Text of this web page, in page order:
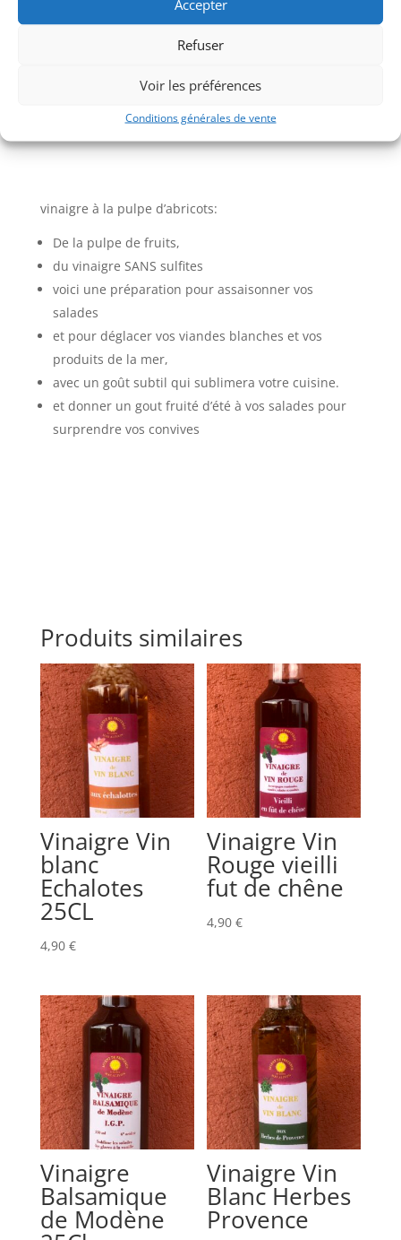
Accepter
Refuser
Voir les préférences
Conditions générales de vente
vinaigre à la pulpe d’abricots:
De la pulpe de fruits,
du vinaigre SANS sulfites
voici une préparation pour assaisonner vos
salades
et pour déglacer vos viandes blanches et vos
produits de la mer,
avec un goût subtil qui sublimera votre cuisine.
et donner un gout fruité d’été à vos salades pour
surprendre vos convives
Produits similaires
Vinaigre Vin
blanc
Echalotes
25CL
4,90 €
Vinaigre Vin
Rouge vieilli
fut de chêne
4,90€
Vinaigre
Balsamique
de Modène
Vinaigre Vin
Blanc Herbes
Provence